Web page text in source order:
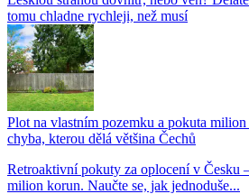
tomu chladne rychleji, než musí
Plot na vlastním pozemku a pokuta
chyba, kterou dělá většina Čechů
Retroaktivní pokuty za oplocení v Česku
milion korun. Naučte se, jak jednoduše...